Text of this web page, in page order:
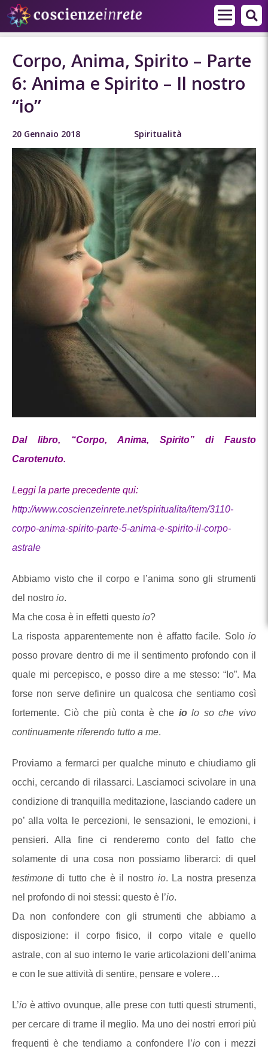
Corpo, Anima, Spirito – Parte
6: Anima e Spirito – Il nostro
“io”
20 Gennaio 2018 Spiritualità
Dal libro, “Corpo, Anima, Spirito” di Fausto
Carotenuto.
Leggi la parte precedente qui:
http://www.coscienzeinrete.net/spiritualita/item/3110-
corpo-anima-spirito-parte-5-anima-e-spirito-il-corpo-
astrale
Abbiamo visto che il corpo e l’anima sono gli strumenti
del nostro io.
Ma che cosa è in effetti questo io?
La risposta apparentemente non è affatto facile. Solo io
posso provare dentro di me il sentimento profondo con il
quale mi percepisco, e posso dire a me stesso: “Io”. Ma
forse non serve definire un qualcosa che sentiamo così
fortemente. Ciò che più conta è che iolo so che vivo
continuamente riferendo tutto a me.
Proviamo a fermarci per qualche minuto e chiudiamo gli
occhi, cercando di rilassarci. Lasciamoci scivolare in una
condizione di tranquilla meditazione, lasciando cadere un
po’ alla volta le percezioni, le sensazioni, le emozioni, i
pensieri. Alla fine ci renderemo conto del fatto che
solamente di una cosa non possiamo liberarci: di quel
testimone di tutto che è il nostro io. La nostra presenza
nel profondo di noi stessi: questo è l’io.
Da non confondere con gli strumenti che abbiamo a
disposizione: il corpo fisico, il corpo vitale e quello
astrale, con al suo interno le varie articolazioni dell’anima
e con le sue attività di sentire, pensare e volere…
L’io è attivo ovunque, alle prese con tutti questi strumenti,
per cercare di trarne il meglio. Ma uno dei nostri errori più
frequenti è che tendiamo a confondere l’io con i mezzi